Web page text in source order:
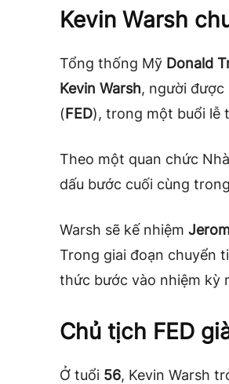
Kevin Warsh
Tổng thống Mỹ Donald
Kevin Warsh, người được
(FED), trong một buổi lễ
Theo một quan chức
dấu bước cuối cùng
Warsh sẽ kế nhiệm
Trong giai đoạn chuyển
thức bước vào nhiệm kỳ
Chủ tịch FED
Ở tuổi 56, Kevin Warsh